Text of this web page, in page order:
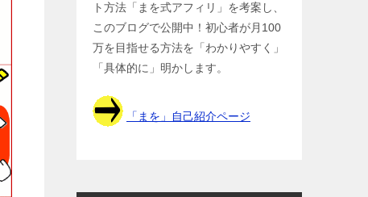
ト方法「まを式アフィリ」を考案し、
このブログで公開中！初心者が月100
万を目指せる方法を「わかりやすく」
「具体的に」明かします。
「まを」自己紹介ページ